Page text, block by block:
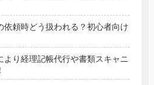
依頼時どう扱われる？初心者向け
より経理記帳代行や書類スキャニ